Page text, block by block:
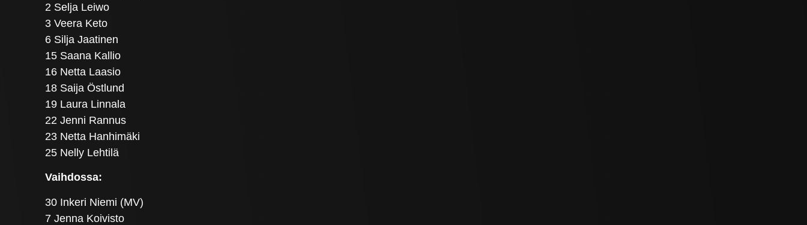
2 Selja Leiwo
3 Veera Keto
6 Silja Jaatinen
15 Saana Kallio
16 Netta Laasio
18 Saija Östlund
19 Laura Linnala
22 Jenni Rannus
23 Netta Hanhimäki
25 Nelly Lehtilä
Vaihdossa:
30 Inkeri Niemi (MV)
7 Jenna Koivisto